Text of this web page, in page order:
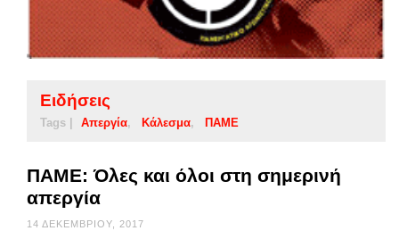
Ειδήσεις
Tags | Απεργία Κάλεσμα ΠΑΜΕ
ΠΑΜΕ: Όλες και όλοι στη σημερινή
απεργία
14 ΔΕΚΕΜΒΡΊΟΥ, 2017